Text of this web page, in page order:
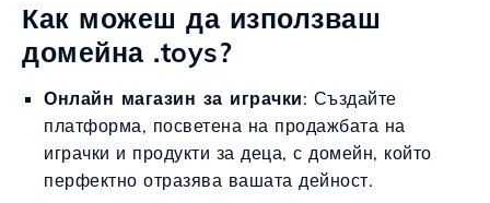
Как можеш да използваш
домейна .toys?
Онлайн магазин за играчки: Създайте
платформа, посветена на продажбата на
играчки и продукти за деца, с домейн, който
перфектно отразява вашата дейност.